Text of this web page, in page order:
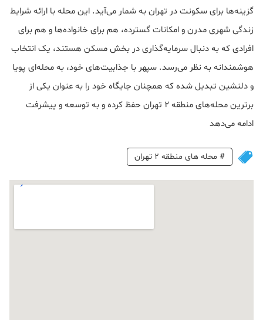
گزینه‌ها برای سکونت در تهران به شمار می‌آید. این محله با ارائه شرایط
زندگی شهری مدرن و امکانات گسترده، هم برای خانواده‌ها و هم برای
افرادی که به دنبال سرمایه‌گذاری در بخش مسکن هستند، یک انتخاب
هوشمندانه به نظر می‌رسد. سپهر با جذابیت‌های خود، به محله‌ای پویا
و دلنشین تبدیل شده که همچنان جایگاه خود را به عنوان یکی از
برترین محله‌های منطقه ۲ تهران حفظ کرده و به توسعه و پیشرفت
ادامه می‌دهد
# محله های منطقه 2 تهران